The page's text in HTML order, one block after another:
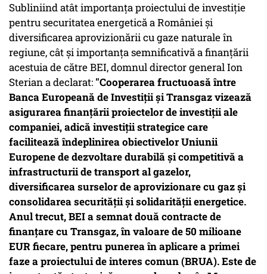
Subliniind atât importanța proiectului de investiție
pentru securitatea energetică a României și
diversificarea aprovizionării cu gaze naturale în
regiune, cât și importanța semnificativă a finanțării
acestuia de către BEI, domnul director general Ion
Sterian a declarat: "Cooperarea fructuoasă între
Banca Europeană de Investiții și Transgaz vizează
asigurarea finanțării proiectelor de investiții ale
companiei, adică investiții strategice care
facilitează îndeplinirea obiectivelor Uniunii
Europene de dezvoltare durabilă și competitivă a
infrastructurii de transport al gazelor,
diversificarea surselor de aprovizionare cu gaz și
consolidarea securității și solidarității energetice.
Anul trecut, BEI a semnat două contracte de
finanțare cu Transgaz, în valoare de 50 milioane
EUR fiecare, pentru punerea în aplicare a primei
faze a proiectului de interes comun (BRUA). Este de